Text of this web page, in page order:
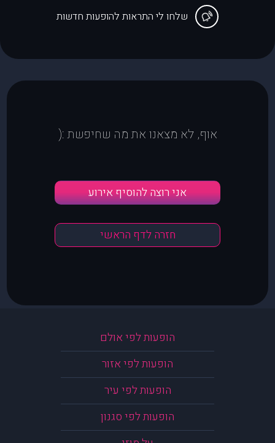
שלחו לי התראות להופעות חדשות
אוף, לא מצאנו את מה שחיפשת :(
אני רוצה להוסיף אירוע
חזרה לדף הראשי
הופעות לפי אולם
הופעות לפי אזור
הופעות לפי עיר
הופעות לפי סגנון